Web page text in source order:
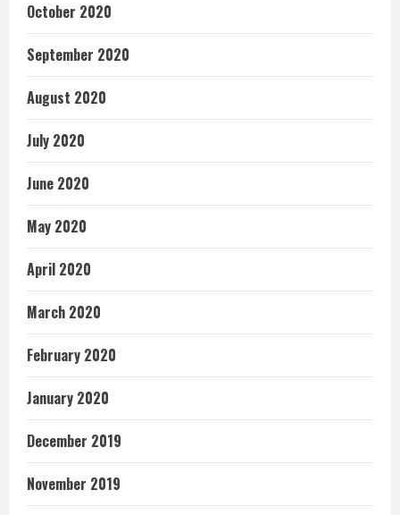
October 2020
September 2020
August 2020
July 2020
June 2020
May 2020
April 2020
March 2020
February 2020
January 2020
December 2019
November 2019